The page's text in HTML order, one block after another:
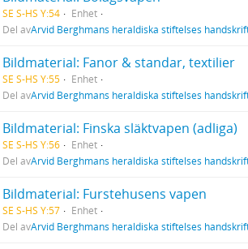
SE S-HS Y:54
Enhet
Del avArvid Berghmans heraldiska stiftelses
Bildmaterial: Fanor & standar, textilier
SE S-HS Y:55
Enhet
Del avArvid Berghmans heraldiska stiftelses
Bildmaterial: Finska släktvapen (adliga)
SE S-HS Y:56
Enhet
Del avArvid Berghmans heraldiska stiftelses
Bildmaterial: Furstehusens vapen
SE S-HS Y:57
Enhet
Del avArvid Berghmans heraldiska stiftelses